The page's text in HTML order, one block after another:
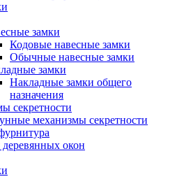
замки
Кодовые навесные замки
Обычные навесные замки
замки
Накладные замки общего
назначения
секретности
механизмы секретности
деревянных окон